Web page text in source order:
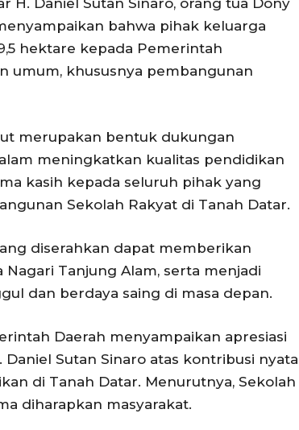
bahwa pihak keluarga
hektare kepada Pemerintah
umum, khususnya pembangunan
merupakan bentuk dukungan
meningkatkan kualitas pendidikan
kasih kepada seluruh pihak yang
Sekolah Rakyat di Tanah Datar.
diserahkan dapat memberikan
Tanjung Alam, serta menjadi
dan berdaya saing di masa depan.
Daerah menyampaikan apresiasi
Sutan Sinaro atas kontribusi nyata
di Tanah Datar. Menurutnya, Sekolah
diharapkan masyarakat.